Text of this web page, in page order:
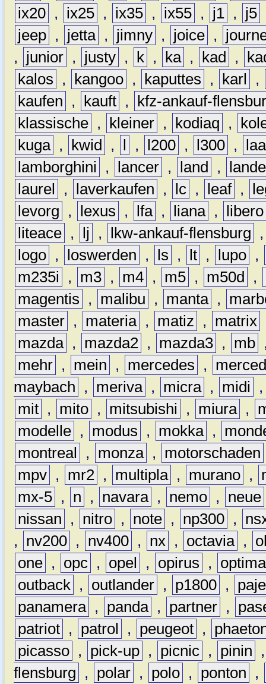
ix20 , ix25 , ix35 , ix55 , j1 , j5
jeep , jetta , jimny , joice ,
,
junior , justy , k , ka , kad ,
kalos
, kangoo , kaputtes , karl
,
kaufen
, kauft ,
kfz-ankauf-
klassische , kleiner , kodiaq ,
kuga , kwid , l , l200 , l300 ,
lamborghini
, lancer , land ,
laurel
, laverkaufen , lc , leaf ,
levorg
, lexus , lfa , liana ,
libero
liteace , lj , lkw-ankauf-flensburg
logo , loswerden , ls , lt , lupo ,
m235i
, m3 , m4 , m5 , m50d ,
magentis
, malibu , manta ,
master , materia , matiz , matrix
mazda , mazda2 , mazda3 , mb
mehr , mein , mercedes ,
maybach
, meriva , micra , midi
mit , mito , mitsubishi , miura ,
modelle , modus , mokka ,
montreal
, monza , motorschaden
mpv , mr2 , multipla , murano ,
mx-5 , n , navara , nemo , neue
nissan
, nitro , note , np300 ,
,
nv200 , nv400 , nx , octavia ,
one , opc , opel , opirus ,
optima
outback , outlander , p1800 ,
panamera , panda , partner ,
patriot , patrol , peugeot ,
picasso , pick-up , picnic , pinin
flensburg
, polar , polo , ponton
,